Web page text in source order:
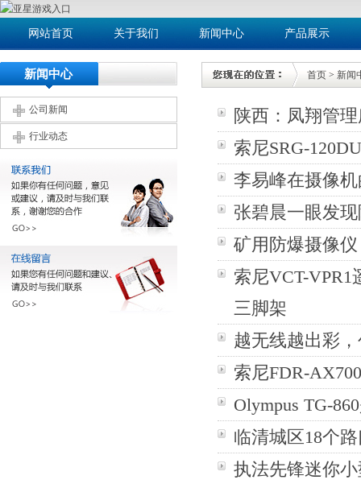
网站首页 关于我们 新闻中心 产品展示
新闻中心
公司新闻
行业动态
首页 > 新闻
陕西：凤翔管
索尼SRG-
李易峰在摄像
张碧晨一眼发
矿用防爆摄像
索尼VCT-VPR1
三脚架
越无线越出彩
索尼FDR-
Olympus TG-
临清城区18个
执法先锋迷你